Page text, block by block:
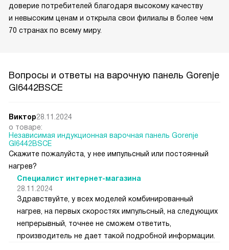
доверие потребителей благодаря высокому качеству
и невысоким ценам и открыла свои филиалы в более чем
70 странах по всему миру.
Вопросы и ответы на варочную панель Gorenje
GI6442BSCE
Виктор28.11.2024
о товаре:
Независимая индукционная варочная панель Gorenje
GI6442BSCE
Скажите пожалуйста, у нее импульсный или постоянный
нагрев?
Специалист интернет-магазина
28.11.2024
Здравствуйте, у всех моделей комбинированный
нагрев, на первых скоростях импульсный, на следующих
непрерывный, точнее не сможем ответить,
производитель не дает такой подробной информации.